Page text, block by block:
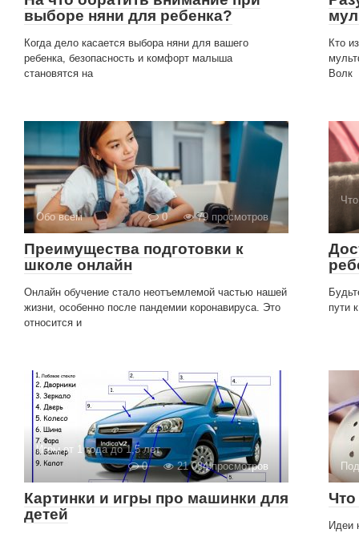
выборе няни для ребенка?
Когда дело касается выбора няни для вашего
ребенка, безопасность и комфорт малыша
становятся на
Кто
Волк
Обо всем 0 79 просмотров
Преимущества подготовки к
школе онлайн
Онлайн обучение стало неотъемлемой частью нашей
жизни, особенно после пандемии коронавируса. Это
относится и
пути
Игры от 1 года до 1,5 лет
0
21 084 просмотров
Картинки и игры про машинки для
детей
Идеи